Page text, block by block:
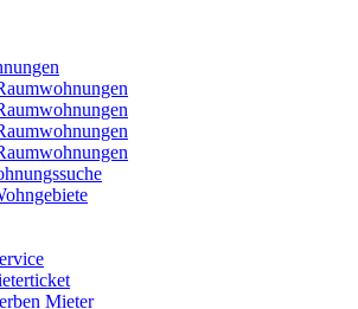
Mieter